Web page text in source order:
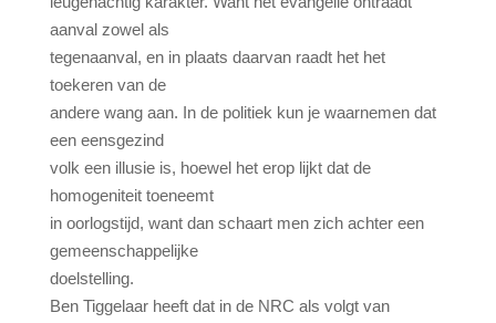
aanval zowel als
tegenaanval, en in plaats daarvan raadt het het
toekeren van de
andere wang aan. In de politiek kun je waarnemen dat
een eensgezind
volk een illusie is, hoewel het erop lijkt dat de
homogeniteit toeneemt
in oorlogstijd, want dan schaart men zich achter een
gemeenschappelijke
doelstelling.
Ben Tiggelaar heeft dat in de NRC als volgt van